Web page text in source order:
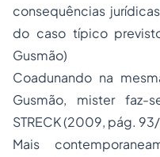
consequências
do caso típico
Gusmão)
Coadunando na
Gusmão, mister faz-
STRECK (2009, pág.
Mais